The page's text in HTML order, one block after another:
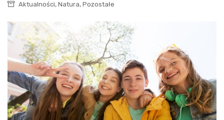
Aktualności, Natura, Pozostałe